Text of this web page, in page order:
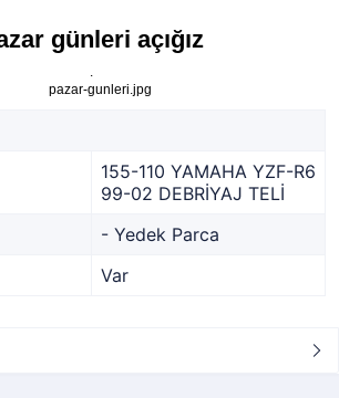
günleri açığız
155-110 YAMAHA YZF-R6
99-02 DEBRİYAJ TELİ
- Yedek Parca
Var